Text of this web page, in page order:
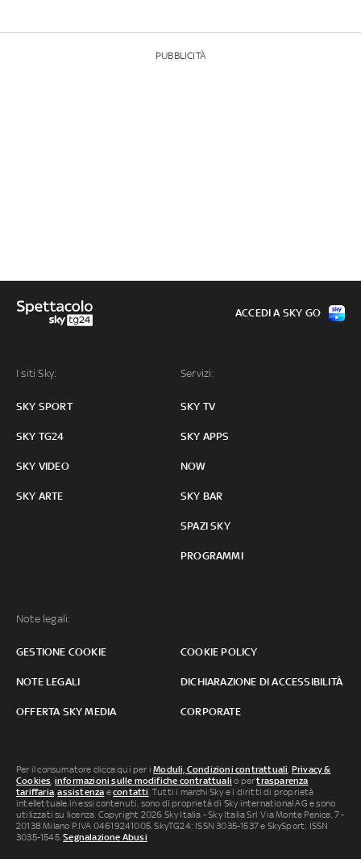
PUBBLICITÀ
I siti Sky:
SKY SPORT
SKY TG24
SKY VIDEO
SKY ARTE
Servizi:
SKY TV
SKY APPS
NOW
SKY BAR
SPAZI SKY
PROGRAMMI
Note legali:
GESTIONE COOKIE COOKIE POLICY
NOTE LEGALI DICHIARAZIONE DI ACCESSIBILITÀ
OFFERTA SKY MEDIA CORPORATE
ACCEDI A SKY GO
Per il consumatore clicca qui per iModuli, Condizioni contrattuali Privacy &
Cookies informazioni sulle modifiche contrattuali o pertrasparenza
tariffaria ,assistenza econtatti . Tutti i marchi Sky e i diritti di proprietà
intellettuale in essi contenuti, sono di proprietà di Sky international AG e sono
utilizzati su licenza. Copyright 2026 Sky Italia - Sky Italia Srl Via Monte Penice, 7 -
20138 Milano P.IVA 04619241005. SkyTG24: ISSN 3035-1537 e SkySport: ISSN
3035-1545.Segnalazione Abusi